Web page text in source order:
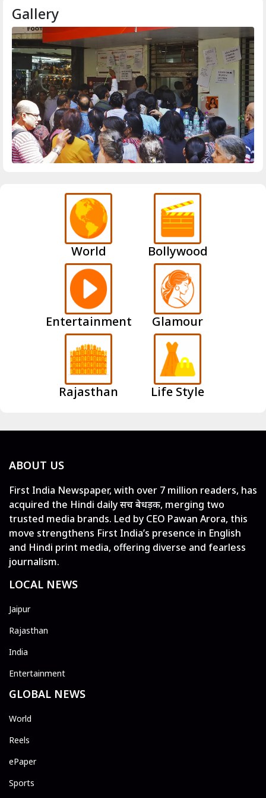
Gallery
World Bollywood
Entertainment Glamour
Rajasthan Life Style
ABOUT US
First India Newspaper, with over 7 million readers, has
acquired the Hindi daily सच बेधड़क, merging two
trusted media brands. Led by CEO Pawan Arora, this
move strengthens First India’s presence in English
and Hindi print media, offering diverse and fearless
journalism.
LOCAL NEWS
Jaipur
Rajasthan
India
Entertainment
GLOBAL NEWS
World
Reels
ePaper
Sports